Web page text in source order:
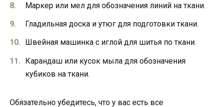
Маркер или мел для обозначения линий на ткани.
Гладильная доска и утюг для подготовки ткани.
Швейная машинка с иглой для шитья по ткани.
Карандаш или кусок мыла для обозначения
кубиков на ткани.
Обязательно убедитесь, что у вас есть все